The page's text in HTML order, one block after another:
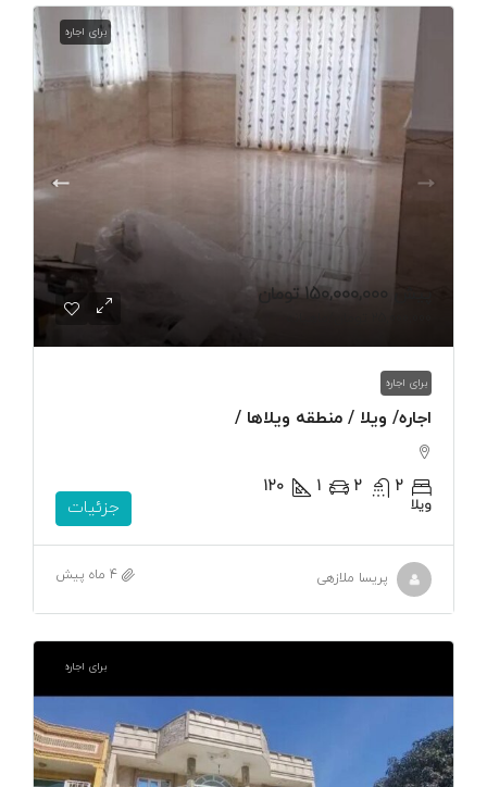
برای اجاره
150,000,000 تومان
برای اجاره
اجاره/ ویلا / منطقه ویلاها /
2
2
1
120
ویلا جزئیات
پریسا ملازهی 4 ماه پیش
برای اجاره